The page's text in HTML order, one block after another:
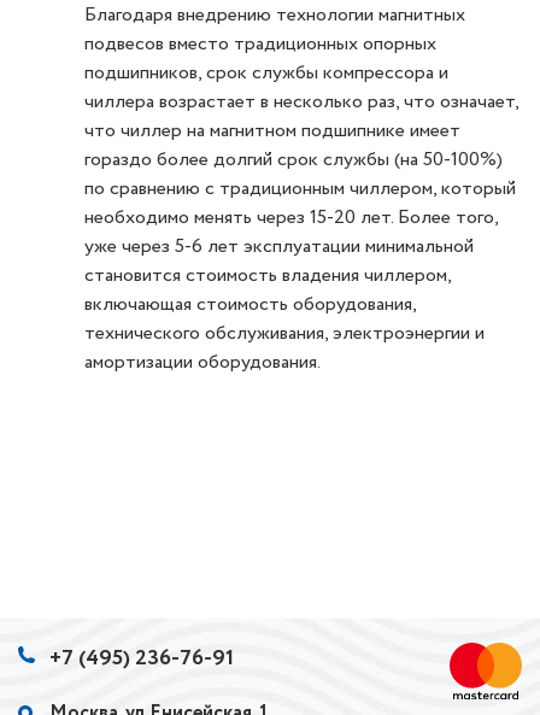
Благодаря внедрению технологии магнитных
подвесов вместо традиционных опорных
подшипников, срок службы компрессора и
чиллера возрастает в несколько раз, что означает,
что чиллер на магнитном подшипнике имеет
гораздо более долгий срок службы (на 50-100%)
по сравнению с традиционным чиллером, который
необходимо менять через 15-20 лет. Более того,
уже через 5-6 лет эксплуатации минимальной
становится стоимость владения чиллером,
включающая стоимость оборудования,
технического обслуживания, электроэнергии и
амортизации оборудования.
+7 (495) 236-76-91